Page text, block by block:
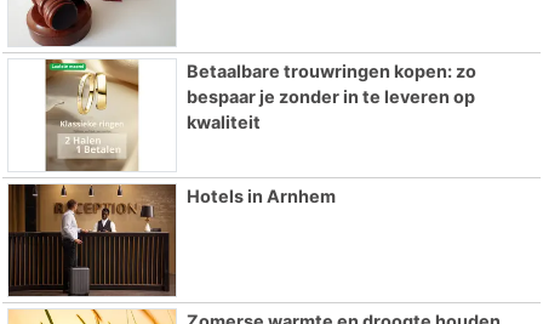
Betaalbare trouwringen kopen: zo
bespaar je zonder in te leveren op
kwaliteit
Hotels in Arnhem